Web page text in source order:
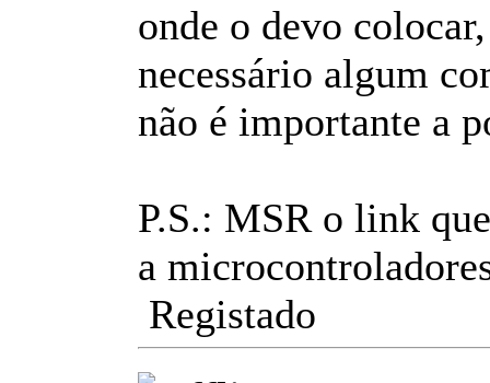
onde o devo
necessário algum
não é importante a
P.S.: MSR o link
a
Registado